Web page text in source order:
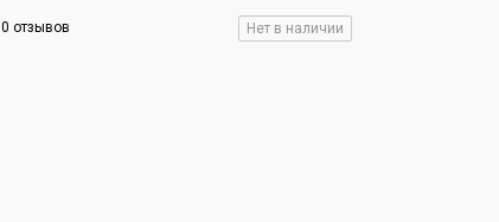
0 отзывов Нет в наличии